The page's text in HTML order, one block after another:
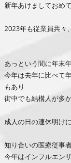
新年あけましておめ
2023年も従業員共々
あっという間に年末
今年は去年に比べて
もあり
街中でも結構人が多
成人の日の連休明け
知り合いの医療従事
今年はインフルエン